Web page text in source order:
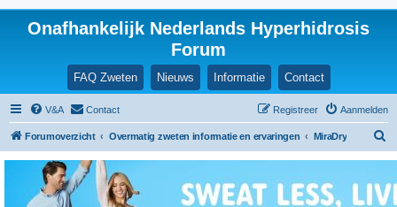
Onafhankelijk Nederlands Hyperhidrosis
Forum
FAQ Zweten Nieuws Informatie Contact
V&A Contact Aanmelden
Registreer
Forumoverzicht Overmatig zweten informatie en ervaringen MiraDry
k